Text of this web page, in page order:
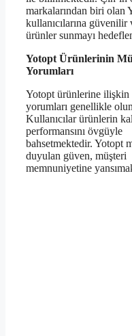
markalarından biri olan
kullanıcılarına güvenilir
ürünler sunmayı
Yotopt Ürünlerinin
Yorumları
Yotopt ürünlerine ilişkin
yorumları genellikle
Kullanıcılar ürünlerin
performansını övgüyle
bahsetmektedir. Yotopt
duyulan güven, müşteri
memnuniyetine